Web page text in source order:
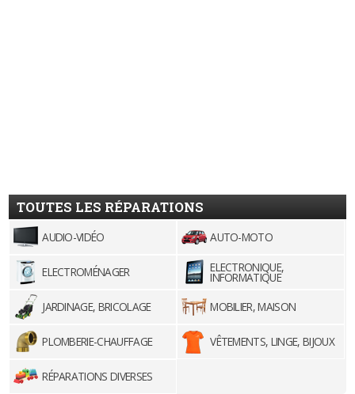
TOUTES LES RÉPARATIONS
AUDIO-VIDÉO AUTO-MOTO
ELECTROMÉNAGER ELECTRONIQUE,
INFORMATIQUE
JARDINAGE, BRICOLAGE
MOBILIER, MAISON
PLOMBERIE-CHAUFFAGE VÊTEMENTS, LINGE, BIJOUX
RÉPARATIONS DIVERSES